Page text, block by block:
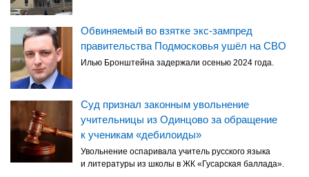
Обвиняемый во взятке экс-зампред
правительства Подмосковья ушёл на СВО
Илью Бронштейна задержали осенью 2024 года.
Суд признал законным увольнение
учительницы из Одинцово за обращение
к ученикам «дебилоиды»
Увольнение оспаривала учитель русского языка
и литературы из школы в ЖК «Гусарская баллада».